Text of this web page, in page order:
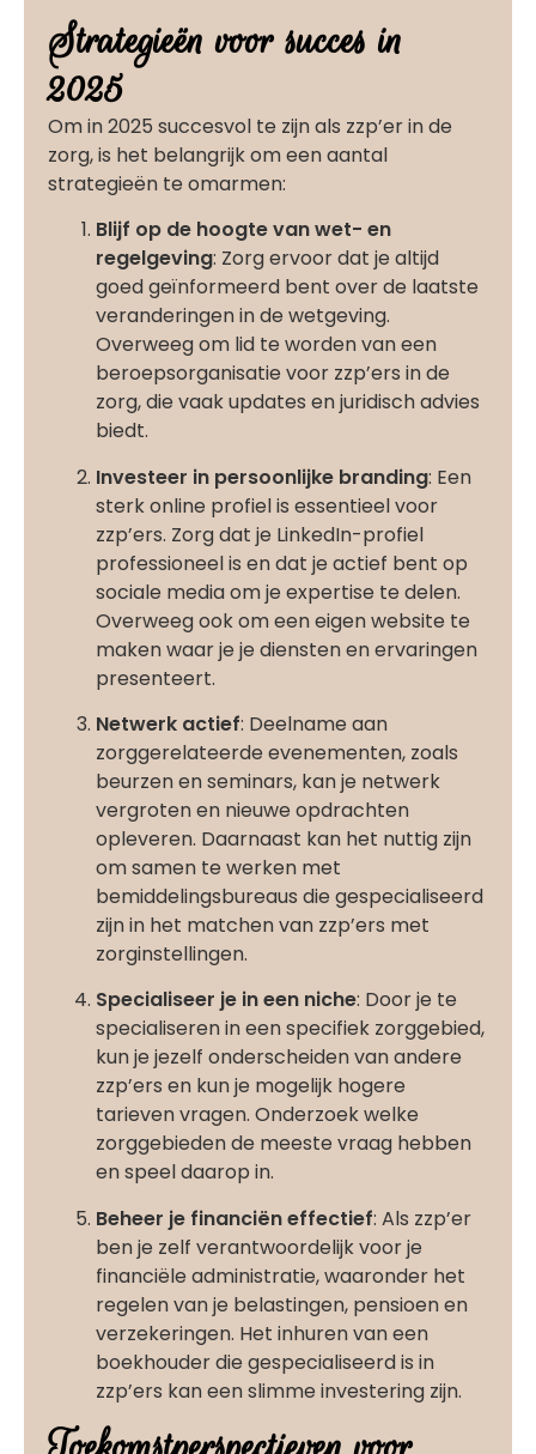
Strategieën voor succes in
2025
Om in 2025 succesvol te zijn als zzp’er in de
zorg, is het belangrijk om een aantal
strategieën te omarmen:
Blijf op de hoogte van wet- en
regelgeving: Zorg ervoor dat je altijd
goed geïnformeerd bent over de laatste
veranderingen in de wetgeving.
Overweeg om lid te worden van een
beroepsorganisatie voor zzp’ers in de
zorg, die vaak updates en juridisch advies
biedt.
Investeer in persoonlijke branding: Een
sterk online profiel is essentieel voor
zzp’ers. Zorg dat je LinkedIn-profiel
professioneel is en dat je actief bent op
sociale media om je expertise te delen.
Overweeg ook om een eigen website te
maken waar je je diensten en ervaringen
presenteert.
Netwerk actief: Deelname aan
zorggerelateerde evenementen, zoals
beurzen en seminars, kan je netwerk
vergroten en nieuwe opdrachten
opleveren. Daarnaast kan het nuttig zijn
om samen te werken met
bemiddelingsbureaus die gespecialiseerd
zijn in het matchen van zzp’ers met
zorginstellingen.
Specialiseer je in een niche: Door je te
specialiseren in een specifiek zorggebied,
kun je jezelf onderscheiden van andere
zzp’ers en kun je mogelijk hogere
tarieven vragen. Onderzoek welke
zorggebieden de meeste vraag hebben
en speel daarop in.
Beheer je financiën effectief: Als zzp’er
ben je zelf verantwoordelijk voor je
financiële administratie, waaronder het
regelen van je belastingen, pensioen en
verzekeringen. Het inhuren van een
boekhouder die gespecialiseerd is in
zzp’ers kan een slimme investering zijn.